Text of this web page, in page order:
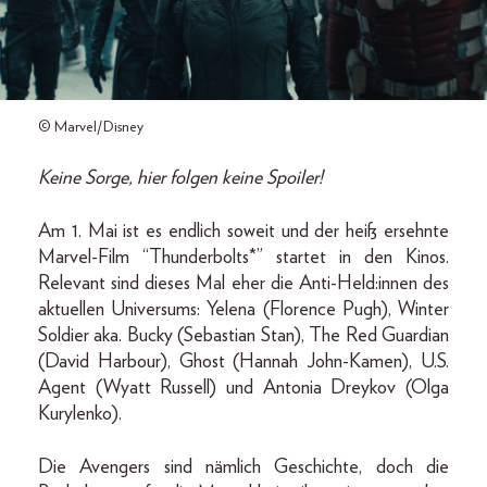
© Marvel/Disney
Keine Sorge, hier folgen keine Spoiler!
Am 1. Mai ist es endlich soweit und der heiß ersehnte
Marvel-Film “Thunderbolts*” startet in den Kinos.
Relevant sind dieses Mal eher die Anti-Held:innen des
aktuellen Universums: Yelena (Florence Pugh), Winter
Soldier aka. Bucky (Sebastian Stan), The Red Guardian
(David Harbour), Ghost (Hannah John-Kamen), U.S.
Agent (Wyatt Russell) und Antonia Dreykov (Olga
Kurylenko).
Die Avengers sind nämlich Geschichte, doch die